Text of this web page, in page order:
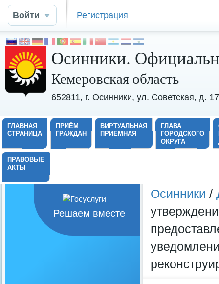
Войти Регистрация
Осинники.
Кемеровская область
652811, г. Осинники, ул. Советская, д.
ГЛАВНАЯ
СТРАНИЦА
ПРИЁМ
ГРАЖДАН
ВИРТУАЛЬНАЯ
ПРИЕМНАЯ
ГЛАВА
ГОРОДСКОГО
ОКРУГА
ПРАВОВЫЕ
АКТЫ
Осинники /
Решаем вместе